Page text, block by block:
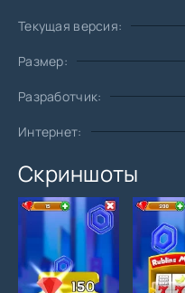
Текущая версия:
Размер:
Разработчик:
Интернет:
Скриншоты